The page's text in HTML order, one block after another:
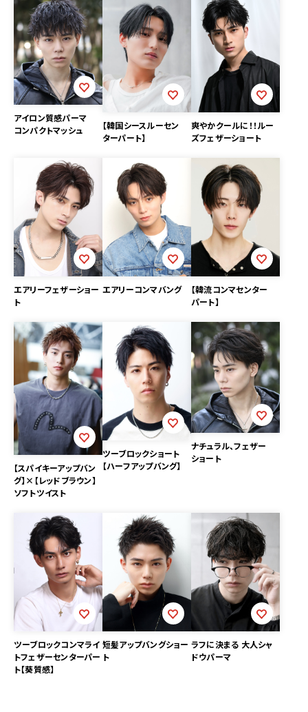
アイロン質感パーマ
コンパクトマッシュ
【韓国シースルーセン
ターパート】
爽やかクールに！！ルー
ズフェザーショート
エアリーフェザーショー
ト
エアリーコンマバング
【韓流コンマセンター
パート】
【スパイキーアップバン
グ】×【レッドブラウン】
ソフトツイスト
ツーブロックショート
【ハーフアップバング】
ナチュラル、フェザー
ショート
ツーブロックコンマライ
トフェザーセンターパー
ト【葵質感】
短髪アップバングショー
ト
ラフに決まる 大人シャ
ドウパーマ